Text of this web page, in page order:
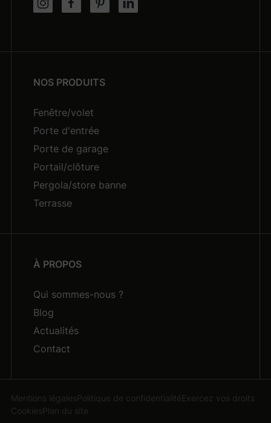
NOS PRODUITS
Fenêtre/volet
Porte d'entrée
Porte de garage
Portail/clôture
Pergola/store banne
Terrasse
À PROPOS
Qui sommes-nous ?
Blog
Actualités
Contact
Mentions légalesPolitique de confidentialitéExercez vos droits
CookiesPlan du site